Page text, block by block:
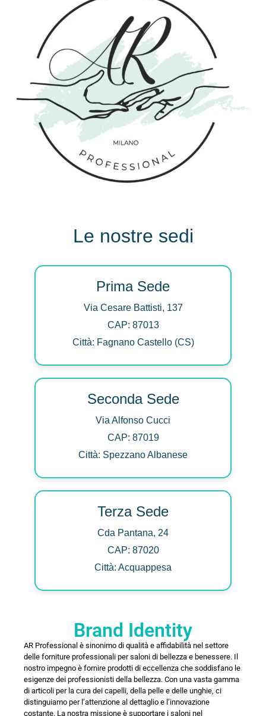
Le nostre sedi
Prima Sede
Via Cesare Battisti, 137
CAP: 87013
Città: Fagnano Castello (CS)
Seconda Sede
Via Alfonso Cucci
CAP: 87019
Città: Spezzano Albanese
Terza Sede
Cda Pantana, 24
CAP: 87020
Città: Acquappesa
Brand Identity
AR Professional è sinonimo di qualità e affidabilità nel settore
delle forniture professionali per saloni di bellezza e benessere. Il
nostro impegno è fornire prodotti di eccellenza che soddisfano le
esigenze dei professionisti della bellezza. Con una vasta gamma
di articoli per la cura dei capelli, della pelle e delle unghie, ci
distinguiamo per l’attenzione al dettaglio e l’innovazione
costante. La nostra missione è supportare i saloni nel